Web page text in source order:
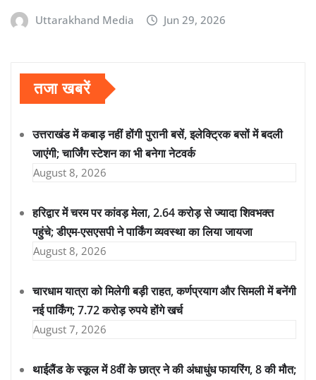
Uttarakhand Media Jun 29, 2026
तजा खबरें
उत्तराखंड में कबाड़ नहीं होंगी पुरानी बसें, इलेक्ट्रिक बसों में बदली
जाएंगी; चार्जिंग स्टेशन का भी बनेगा नेटवर्क
August 8, 2026
हरिद्वार में चरम पर कांवड़ मेला, 2.64 करोड़ से ज्यादा शिवभक्त
पहुंचे; डीएम-एसएसपी ने पार्किंग व्यवस्था का लिया जायजा
August 8, 2026
चारधाम यात्रा को मिलेगी बड़ी राहत, कर्णप्रयाग और सिमली में बनेंगी
नई पार्किंग; 7.72 करोड़ रुपये होंगे खर्च
August 7, 2026
थाईलैंड के स्कूल में 8वीं के छात्र ने की अंधाधुंध फायरिंग, 8 की मौत;